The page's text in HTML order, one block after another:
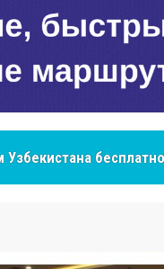
покоривший